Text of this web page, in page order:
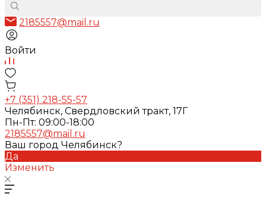
2185557@mail.ru
Войти
+7 (351) 218-55-57
Челябинск, Свердловский тракт, 17Г
Пн-Пт: 09:00-18:00
2185557@mail.ru
Ваш город Челябинск?
Да
Изменить